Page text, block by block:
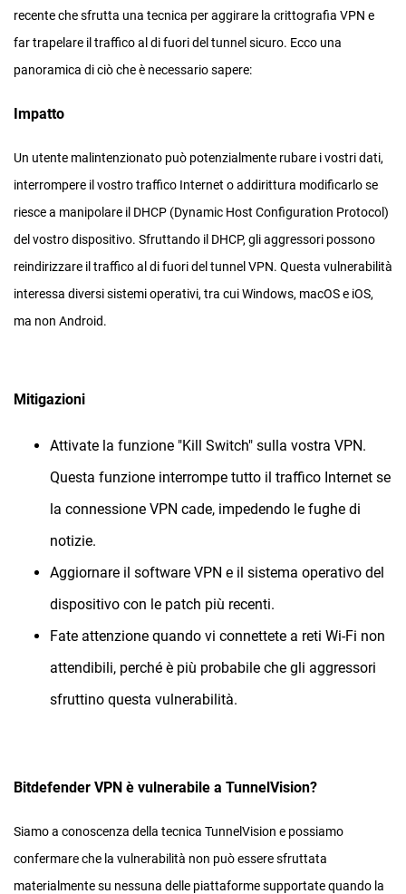
recente che sfrutta una tecnica per aggirare la crittografia VPN e
far trapelare il traffico al di fuori del tunnel sicuro. Ecco una
panoramica di ciò che è necessario sapere:
Impatto
Un utente malintenzionato può potenzialmente rubare i vostri dati,
interrompere il vostro traffico Internet o addirittura modificarlo se
riesce a manipolare il DHCP (Dynamic Host Configuration Protocol)
del vostro dispositivo. Sfruttando il DHCP, gli aggressori possono
reindirizzare il traffico al di fuori del tunnel VPN. Questa vulnerabilità
interessa diversi sistemi operativi, tra cui Windows, macOS e iOS,
ma non Android.
Mitigazioni
Attivate la funzione "Kill Switch" sulla vostra VPN.
Questa funzione interrompe tutto il traffico Internet se
la connessione VPN cade, impedendo le fughe di
notizie.
Aggiornare il software VPN e il sistema operativo del
dispositivo con le patch più recenti.
Fate attenzione quando vi connettete a reti Wi-Fi non
attendibili, perché è più probabile che gli aggressori
sfruttino questa vulnerabilità.
Bitdefender VPN è vulnerabile a TunnelVision?
Siamo a conoscenza della tecnica TunnelVision e possiamo
confermare che la vulnerabilità non può essere sfruttata
materialmente su nessuna delle piattaforme supportate quando la